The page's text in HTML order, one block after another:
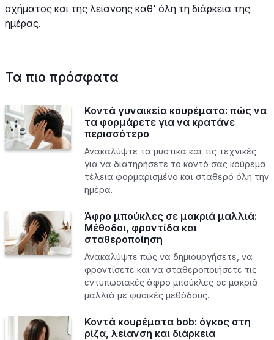
σχήματος και της λείανσης καθ' όλη τη διάρκεια της
ημέρας.
Τα πιο πρόσφατα
Κοντά γυναικεία κουρέματα: πώς να
τα φορμάρετε για να κρατάνε
περισσότερο
Ανακαλύψτε τα μυστικά και τις τεχνικές
για να διατηρήσετε το κοντό σας κούρεμα
τέλεια φορμαρισμένο και σταθερό όλη την
ημέρα.
Άφρο μπούκλες σε μακριά μαλλιά:
Μέθοδοι, φροντίδα και
σταθεροποίηση
Ανακαλύψτε πώς να δημιουργήσετε, να
φροντίσετε και να σταθεροποιήσετε τις
εντυπωσιακές άφρο μπούκλες σε μακριά
μαλλιά με φυσικές μεθόδους.
Κοντά κουρέματα bob: όγκος στη
ρίζα, λείανση και διάρκεια